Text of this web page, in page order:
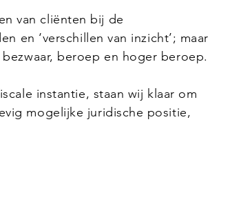
van cliënten bij de
en ‘verschillen van inzicht’; maar
beroep en hoger beroep.
instantie, staan wij klaar om
mogelijke juridische positie,